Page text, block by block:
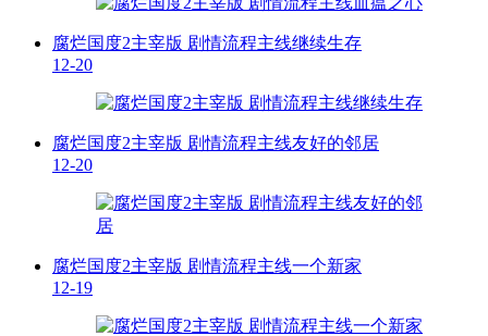
腐烂国度2主宰版 剧情流程主线继续生存
12-20
腐烂国度2主宰版 剧情流程主线友好的邻居
12-20
腐烂国度2主宰版 剧情流程主线一个新家
12-19